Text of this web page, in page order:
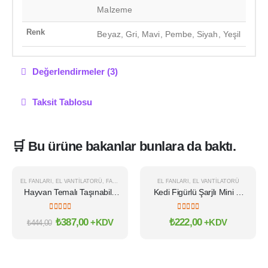
Malzeme
Renk Beyaz, Gri, Mavi, Pembe, Siyah, Yeşil
Değerlendirmeler (3)
Taksit Tablosu
🛒 Bu ürüne bakanlar bunlara da baktı.
ÖNE ÇIKAN
-13%
EL FANLARI , EL VANTILATORÜ , FANLAR
Hayvan Temalı Taşınabilir
Şarjlı El Fanı Vantilatör
5.00out of 5
₺444,00 Orijinal
fiyat:
₺387,00Şu
+KDV
EL FANLARI , EL VANTILATORÜ
Kedi Figürlü Şarjlı Mini El
Fanı USB mini Vantilatör
5.00 out of 5
₺222,00 +KDV